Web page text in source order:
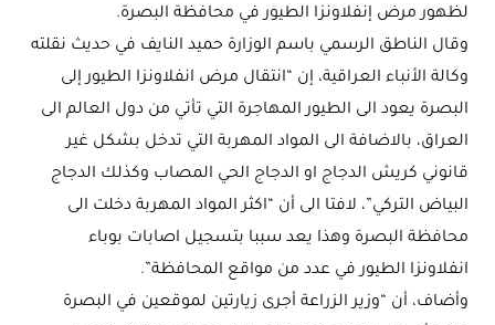
لظهور مرض إنفلاونزا الطيور في محافظة البصرة.
وقال الناطق الرسمي باسم الوزارة حميد النايف في حديث نقلته
وكالة الأنباء العراقية، إن “انتقال مرض انفلاونزا الطيور إلى
البصرة يعود الى الطيور المهاجرة التي تأتي من دول العالم الى
العراق، بالاضافة الى المواد المهربة التي تدخل بشكل غير
قانوني كريش الدجاج او الدجاج الحي المصاب وكذلك الدجاج
البياض التركي”، لافتا الى أن “اكثر المواد المهربة دخلت الى
محافظة البصرة وهذا يعد سببا بتسجيل اصابات بوباء
انفلاونزا الطيور في عدد من مواقع المحافظة”.
وأضاف، أن “وزير الزراعة أجرى زيارتين لموقعين في البصرة